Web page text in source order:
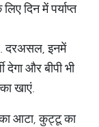
दिन में पर्याप्त
दरअसल, इनमें
और बीपी भी
खाएं.
आटा, कुट्टू का